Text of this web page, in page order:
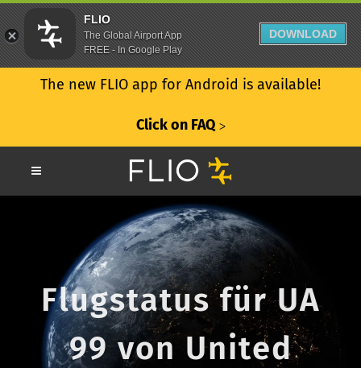
The new FLIO app for Android is available!
Click on FAQ ᐳ
Flugstatus für UA
99 von United
FLIO
The Global Airport App
FREE - In Google Play
DOWNLOAD